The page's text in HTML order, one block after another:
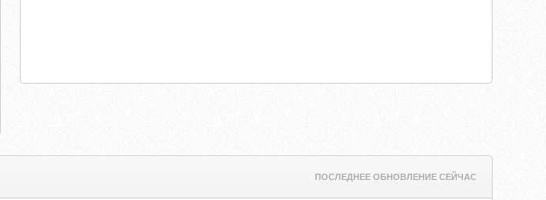
ПОСЛЕДНЕЕ ОБНОВЛЕНИЕ СЕЙЧАС